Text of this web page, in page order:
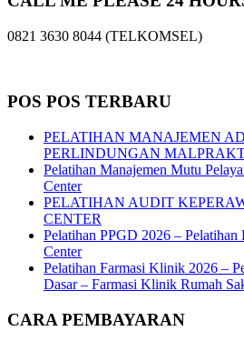
0821 3630 8044 (TELKOMSEL)
POS POS TERBARU
PELATIHAN MANAJEMEN
PERLINDUNGAN
Pelatihan Manajemen Mutu
Center
PELATIHAN AUDIT
CENTER
Pelatihan PPGD 2026 –
Center
Pelatihan Farmasi Klinik 2026 –
Dasar – Farmasi Klinik Rumah
CARA PEMBAYARAN